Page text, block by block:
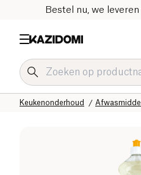
Bestel nu, we leveren
Afwasmiddel
Keukenonderhoud
Schoonmaakproducten
Huis
Home